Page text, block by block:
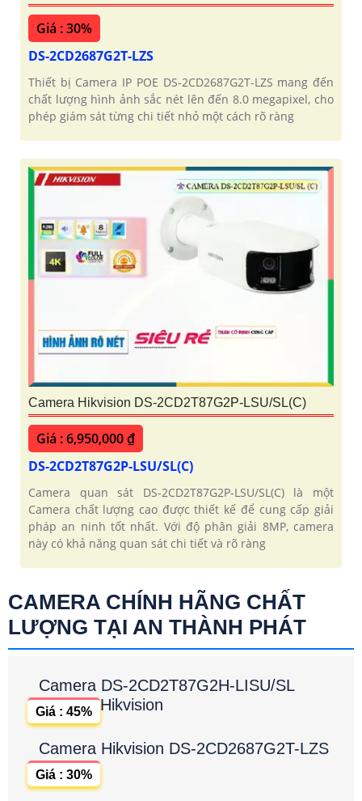
Giá : 30%
DS-2CD2687G2T-LZS
Thiết bị Camera IP POE DS-2CD2687G2T-LZS mang đến
chất lượng hình ảnh sắc nét lên đến 8.0 megapixel, cho
phép giám sát từng chi tiết nhỏ một cách rõ ràng
Camera Hikvision DS-2CD2T87G2P-LSU/SL(C)
Giá : 6,950,000 ₫
DS-2CD2T87G2P-LSU/SL(C)
Camera quan sát DS-2CD2T87G2P-LSU/SL(C) là một
Camera chất lượng cao được thiết kế để cung cấp giải
pháp an ninh tốt nhất. Với độ phân giải 8MP, camera
này có khả năng quan sát chi tiết và rõ ràng
CAMERA CHÍNH HÃNG CHẤT
LƯỢNG TẠI AN THÀNH PHÁT
Camera DS-2CD2T87G2H-LISU/SL
Hikvision
Giá : 45%
Camera Hikvision DS-2CD2687G2T-LZS
Giá : 30%